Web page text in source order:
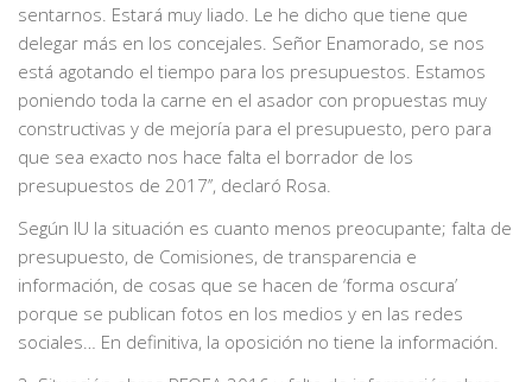
sentarnos. Estará muy liado. Le he dicho que tiene que
delegar más en los concejales. Señor Enamorado, se nos
está agotando el tiempo para los presupuestos. Estamos
poniendo toda la carne en el asador con propuestas muy
constructivas y de mejoría para el presupuesto, pero para
que sea exacto nos hace falta el borrador de los
presupuestos de 2017’’, declaró Rosa.
Según IU la situación es cuanto menos preocupante; falta de
presupuesto, de Comisiones, de transparencia e
información, de cosas que se hacen de ‘forma oscura’
porque se publican fotos en los medios y en las redes
sociales… En definitiva, la oposición no tiene la información.